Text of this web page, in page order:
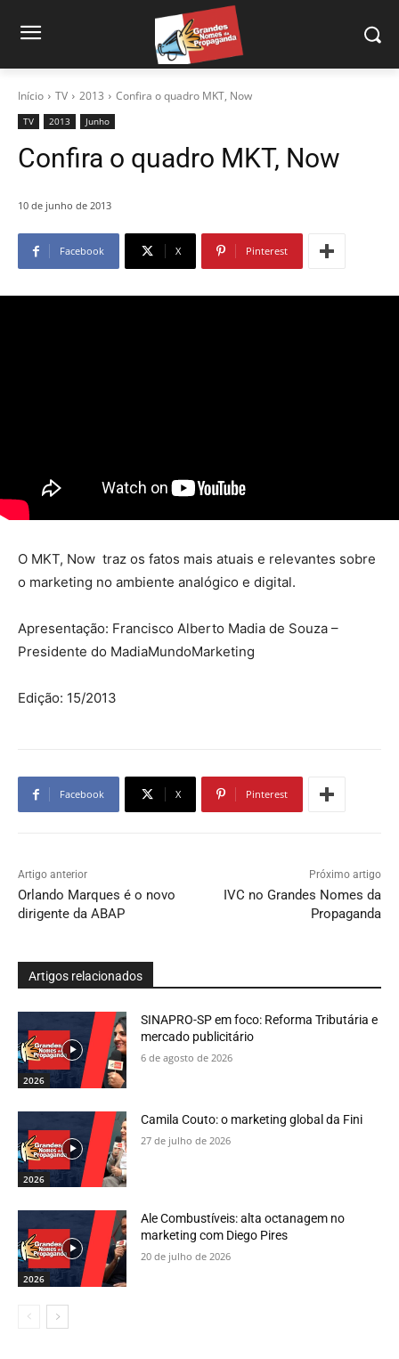
Início TV 2013 Confira o quadro MKT, Now
TV 2013 Junho
Confira o quadro MKT, Now
10 de junho de 2013
Facebook X Pinterest
O MKT, Now traz os fatos mais atuais e relevantes sobre
o marketing no ambiente analógico e digital.
Apresentação: Francisco Alberto Madia de Souza –
Presidente do MadiaMundoMarketing
Edição: 15/2013
Facebook X Pinterest
Artigo anterior
Orlando Marques é o novo
dirigente da ABAP
Próximo artigo
IVC no Grandes Nomes da
Propaganda
Artigos relacionados
2026
SINAPRO-SP em foco: Reforma Tributária e
mercado publicitário
6 de agosto de 2026
2026
Camila Couto: o marketing global da Fini
27 de julho de 2026
2026
Ale Combustíveis: alta octanagem no
marketing com Diego Pires
20 de julho de 2026